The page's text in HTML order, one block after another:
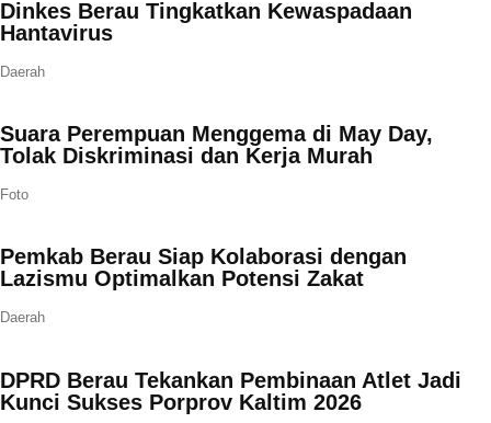
Dinkes Berau Tingkatkan Kewaspadaan
Hantavirus
Daerah
Suara Perempuan Menggema di May Day,
Tolak Diskriminasi dan Kerja Murah
Foto
Pemkab Berau Siap Kolaborasi dengan
Lazismu Optimalkan Potensi Zakat
Daerah
DPRD Berau Tekankan Pembinaan Atlet Jadi
Kunci Sukses Porprov Kaltim 2026